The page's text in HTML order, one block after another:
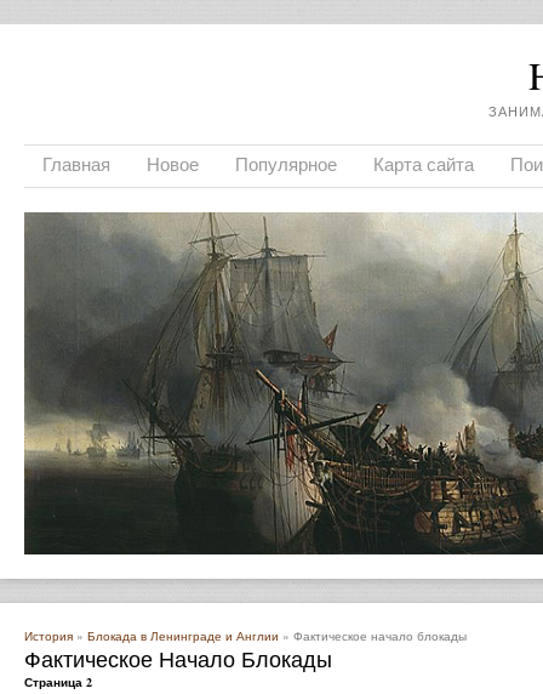
Главная Новое Популярное Карта сайта
История » Блокада в Ленинграде и Англии » Фактическое начало блокады
Фактическое Начало Блокады
Страница 2